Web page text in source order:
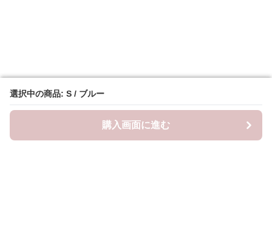
選択中の商品: S / ブルー
購入画面に進む
選択中の商品: S / ブルー
購入画面に進む